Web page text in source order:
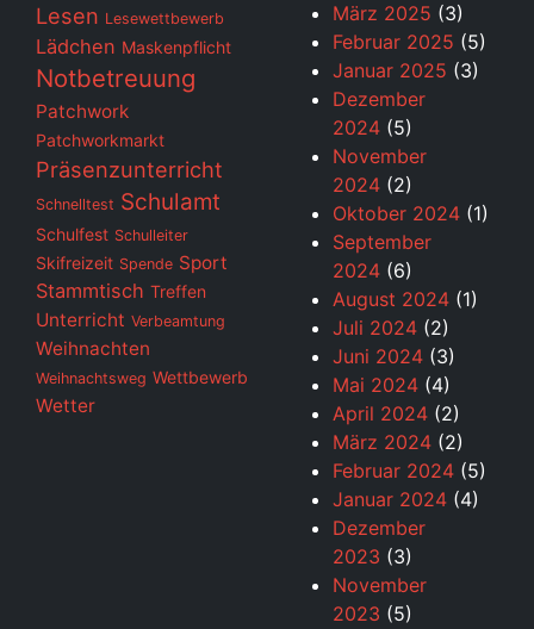
Lesen Lesewettbewerb
Lädchen Maskenpflicht
Notbetreuung
Patchwork
Patchworkmarkt
Präsenzunterricht
Schnelltest Schulamt
Schulfest Schulleiter
Skifreizeit Spende Sport
Stammtisch Treffen
Unterricht Verbeamtung
Weihnachten
Weihnachtsweg Wettbewerb
Wetter
März 2025 (3)
Februar 2025 (5)
Januar 2025 (3)
Dezember
2024 (5)
November
2024 (2)
Oktober 2024 (1)
September
2024 (6)
August 2024 (1)
Juli 2024 (2)
Juni 2024 (3)
Mai 2024 (4)
April 2024 (2)
März 2024 (2)
Februar 2024 (5)
Januar 2024 (4)
Dezember
2023 (3)
November
2023 (5)